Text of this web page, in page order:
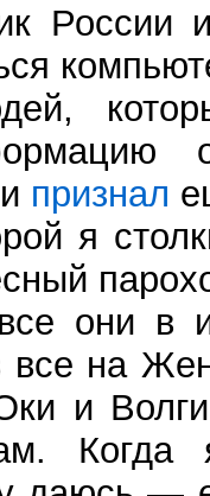
России
признал
я
они в
на
и